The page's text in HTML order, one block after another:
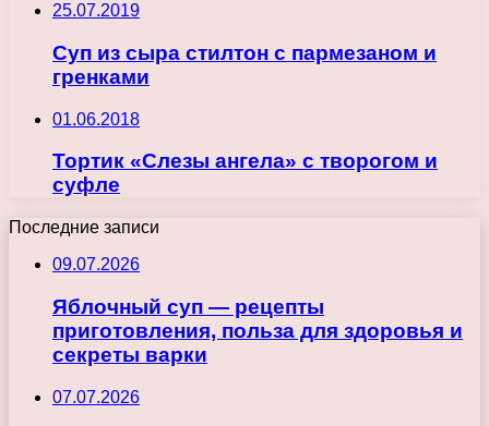
25.07.2019
Суп из сыра стилтон с пармезаном и
гренками
01.06.2018
Тортик «Слезы ангела» с творогом и
суфле
Последние записи
09.07.2026
Яблочный суп — рецепты
приготовления, польза для здоровья и
секреты варки
07.07.2026